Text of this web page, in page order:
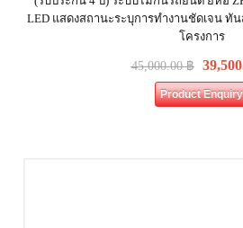
LED แสดงสถานะระบุการทำงานชัดเจน
โครงการ
45,000.00฿
Product Enquiry